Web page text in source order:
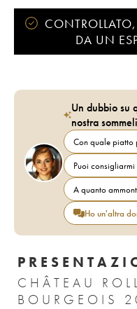
DA UN
Un dubbio su
nostra
Con quale piatto
Puoi
A quanto
Ho un'altra
CHÂTEAU
BOURGEOIS